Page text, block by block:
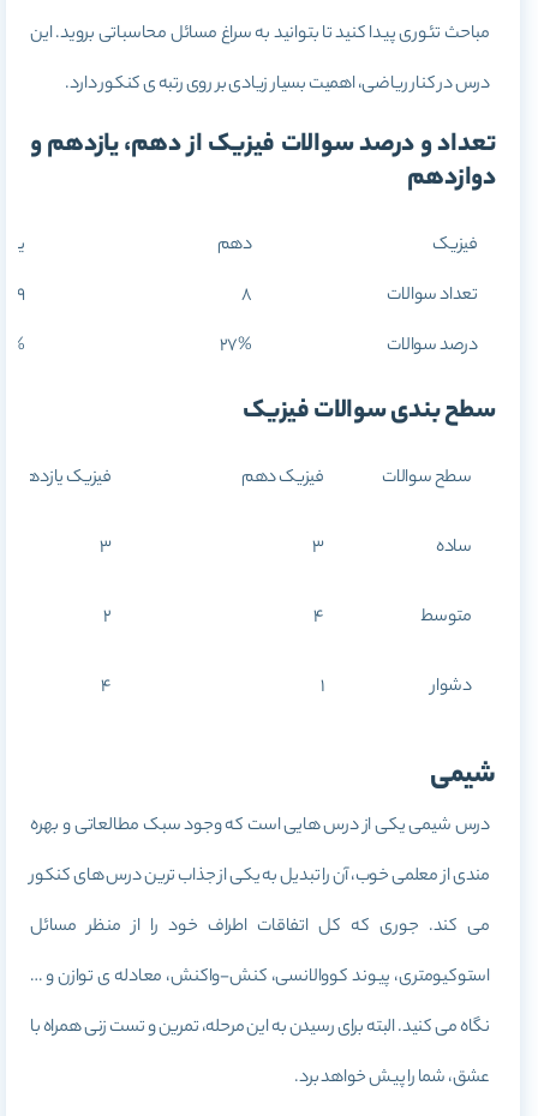
مباحث تئوری پیدا کنید تا بتوانید به سراغ مسائل محاسباتی بروید. این
درس در کنار ریاضی، اهمیت بسیار زیادی بر روی رتبه ی کنکور دارد.
تعداد و درصد سوالات فیزیک از دهم، یازدهم و
دوازدهم
فیزیک دهم
تعداد سوالات
8
9
درصد سوالات
27%
سطح بندی سوالات فیزیک
سطح سوالات فیزیک دهم فیزیک یازدهم
ساده 3
3
متوسط 4
2
دشوار 1
4
شیمی
درس شیمی یکی از درس هایی است که وجود سبک مطالعاتی و بهره
مندی از معلمی خوب، آن را تبدیل به یکی از جذاب ترین درس های کنکور
می کند. جوری که کل اتفاقات اطراف خود را از منظر مسائل
استوکیومتری، پیوند کووالانسی، کنش-واکنش، معادله ی توازن و …
نگاه می کنید. البته برای رسیدن به این مرحله، تمرین و تست زنی همراه با
عشق، شما را پیش خواهد برد.